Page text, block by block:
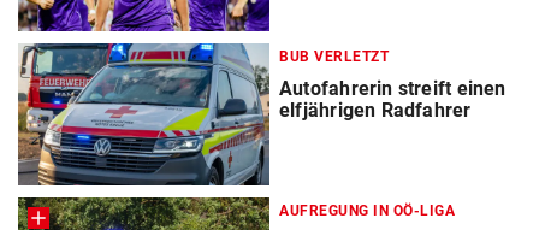
BUB VERLETZT
Autofahrerin streift einen
elfjährigen Radfahrer
AUFREGUNG IN OÖ-LIGA